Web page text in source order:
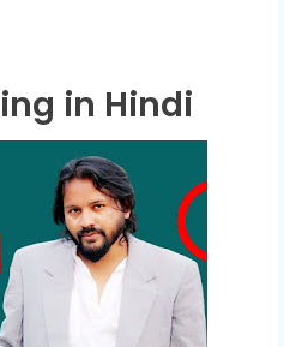
in Hindi